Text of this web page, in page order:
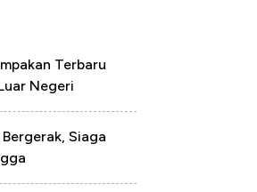
Terbaru
Negeri
Siaga